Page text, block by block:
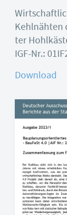
Kehlnähten
ter
IGF-Nr.:
Download